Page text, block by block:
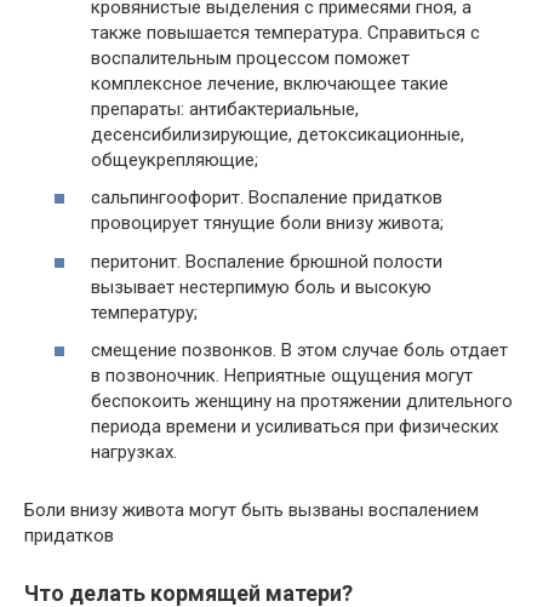
кровянистые выделения с примесями гноя, а
также повышается температура. Справиться с
воспалительным процессом поможет
комплексное лечение, включающее такие
препараты: антибактериальные,
десенсибилизирующие, детоксикационные,
общеукрепляющие;
сальпингоофорит. Воспаление придатков
провоцирует тянущие боли внизу живота;
перитонит. Воспаление брюшной полости
вызывает нестерпимую боль и высокую
температуру;
смещение позвонков. В этом случае боль отдает
в позвоночник. Неприятные ощущения могут
беспокоить женщину на протяжении длительного
периода времени и усиливаться при физических
нагрузках.
Боли внизу живота могут быть вызваны воспалением
придатков
Что делать кормящей матери?